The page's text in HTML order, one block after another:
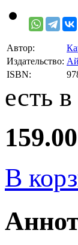
Автор:
Издательство:
ISBN:
есть
159.00
В